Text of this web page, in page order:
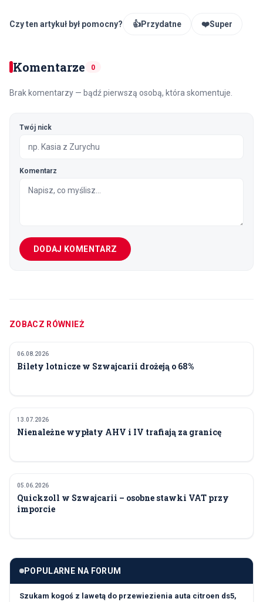
Czy ten artykuł był pomocny? 👍Przydatne ❤️Super
Komentarze 0
Brak komentarzy — bądź pierwszą osobą, która skomentuje.
Twój nick
Komentarz
DODAJ KOMENTARZ
ZOBACZ RÓWNIEŻ
FINANSE I POLITYKA
06.08.2026
Bilety lotnicze w Szwajcarii drożeją o 68%
FINANSE I POLITYKA
13.07.2026
Nienależne wypłaty AHV i IV trafiają za granicę
FINANSE I POLITYKA
05.06.2026
Quickzoll w Szwajcarii – osobne stawki VAT przy
imporcie
POPULARNE NA FORUM
Szukam kogoś z lawetą do przewiezienia auta citroen ds5,